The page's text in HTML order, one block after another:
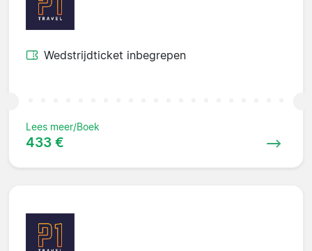
Wedstrijdticket inbegrepen
Lees meer/Boek
433 €